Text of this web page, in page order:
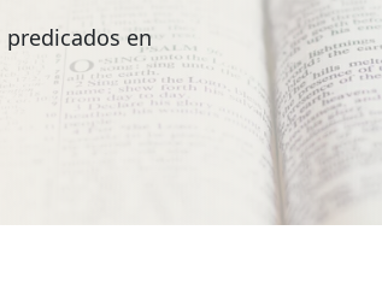
predicados en